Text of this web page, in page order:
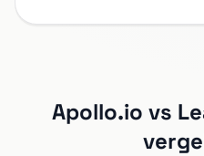
Apollo.io vs